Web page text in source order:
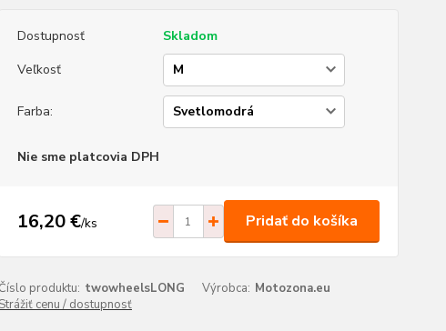
Dostupnosť
Skladom
Veľkosť
Farba:
Nie sme platcovia DPH
16,20 €/ks Pridať do košíka
produktu: twowheelsLONG Výrobca: Motozona.eu
Strážiť cenu / dostupnosť